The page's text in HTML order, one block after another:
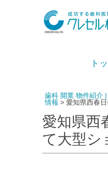
ト
歯科 開業 物件紹介
情報 > 愛知県西春
愛知県西
て大型シ